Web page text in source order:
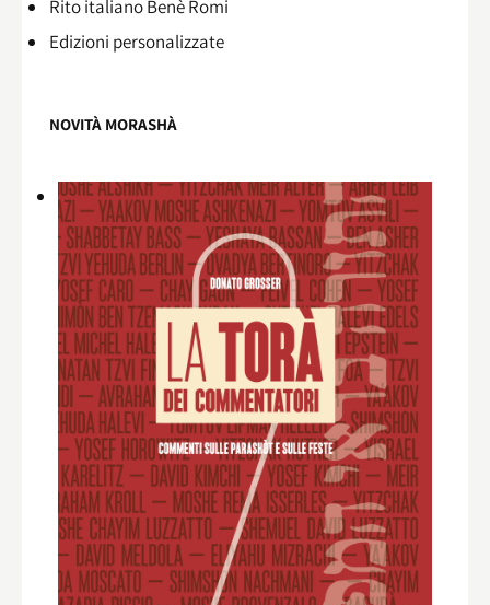
Rito italiano Benè Romi​
Edizioni personalizzate
NOVITÀ MORASHÀ